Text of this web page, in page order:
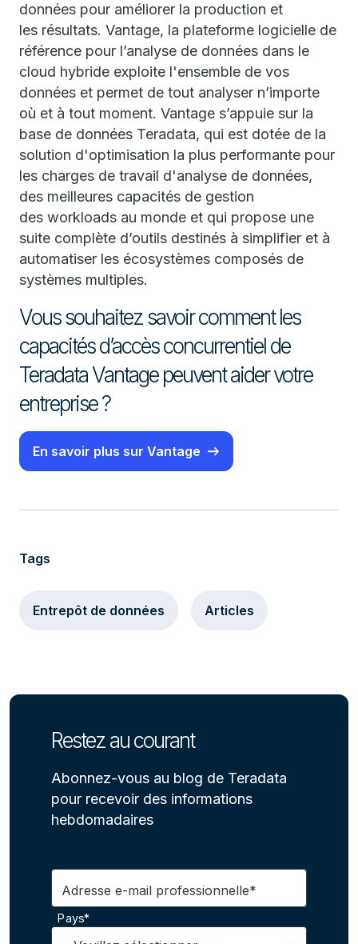
données pour améliorer la production et
les résultats. Vantage, la plateforme logicielle de
référence pour l’analyse de données dans le
cloud hybride exploite l'ensemble de vos
données et permet de tout analyser n’importe
où et à tout moment. Vantage s’appuie sur la
base de données Teradata, qui est dotée de la
solution d'optimisation la plus performante pour
les charges de travail d'analyse de données,
des meilleures capacités de gestion
des workloads au monde et qui propose une
suite complète d’outils destinés à simplifier et à
automatiser les écosystèmes composés de
systèmes multiples.
Vous souhaitez savoir comment les
capacités d’accès concurrentiel de
Teradata Vantage peuvent aider votre
entreprise ?
En savoir plus sur Vantage
Tags
Entrepôt de données Articles
Restez au courant
Abonnez-vous au blog de Teradata
pour recevoir des informations
hebdomadaires
Adresse e-mail professionnelle*
Pays*